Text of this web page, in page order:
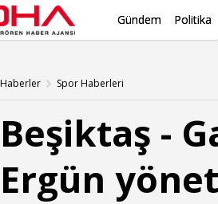
Gündem Politika
Haberler Spor Haberleri
Beşiktaş -
Ergün